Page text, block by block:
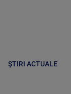
ȘTIRI ACTUALE